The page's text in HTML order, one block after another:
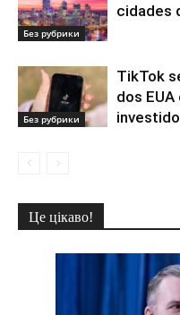
Без рубрики
cidades
Без рубрики
TikTok
dos
Це цікаво!